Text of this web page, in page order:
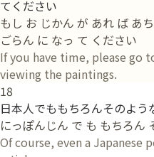
てください
もし お じかん が あれ ば あ
ごらん に なっ て ください
If you have time, please go
viewing the paintings.
18
日本人でももちろんそのよう
にっぽんじん で も もちろん
Of course, even a